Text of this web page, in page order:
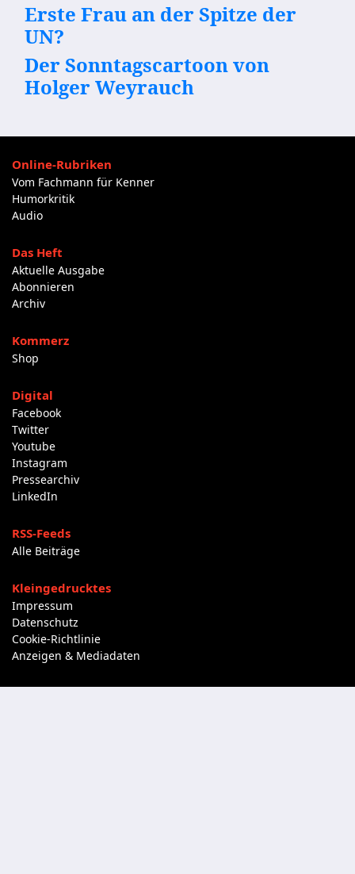
Erste Frau an der Spitze der
UN?
Der Sonntagscartoon von
Holger Weyrauch
Online-Rubriken
Vom Fachmann für Kenner
Humorkritik
Audio
Das Heft
Aktuelle Ausgabe
Abonnieren
Archiv
Kommerz
Shop
Digital
Facebook
Twitter
Youtube
Instagram
Pressearchiv
LinkedIn
RSS-Feeds
Alle Beiträge
Kleingedrucktes
Impressum
Datenschutz
Cookie-Richtlinie
Anzeigen & Mediadaten